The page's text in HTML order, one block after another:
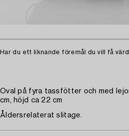
Har du ett liknande föremål du vill få
Oval på fyra tassfötter och med
cm, höjd ca 22 cm
Åldersrelaterat slitage.